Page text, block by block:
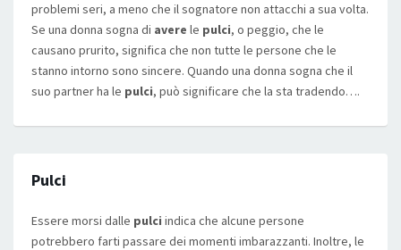
problemi seri, a meno che il sognatore non attacchi a sua volta.
Se una donna sogna di avere le pulci, o peggio, che le
causano prurito, significa che non tutte le persone che le
stanno intorno sono sincere. Quando una donna sogna che il
suo partner ha le pulci, può significare che la sta tradendo….
Pulci
Essere morsi dalle pulci indica che alcune persone
potrebbero farti passare dei momenti imbarazzanti. Inoltre, le